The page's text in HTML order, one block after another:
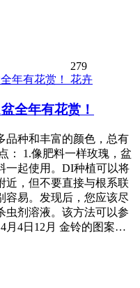
279
花卉
全年有花赏！
品种和丰富的颜色，总有
： 1.像肥料一样玫瑰，盆
一起使用。DI种植可以将
近，但不要直接与根系联
容易。发现后，您应该尽
虫剂溶液。该方法可以参
月4日12月 金铃的图案…